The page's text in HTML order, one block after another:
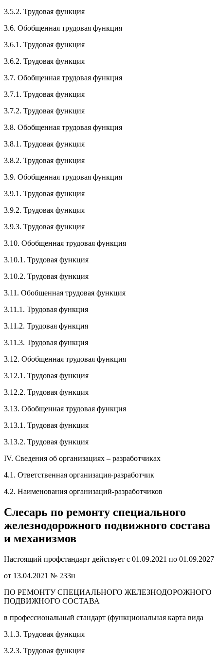
3.5.2. Трудовая функция
3.6. Обобщенная трудовая функция
3.6.1. Трудовая функция
3.6.2. Трудовая функция
3.7. Обобщенная трудовая функция
3.7.1. Трудовая функция
3.7.2. Трудовая функция
3.8. Обобщенная трудовая функция
3.8.1. Трудовая функция
3.8.2. Трудовая функция
3.9. Обобщенная трудовая функция
3.9.1. Трудовая функция
3.9.2. Трудовая функция
3.9.3. Трудовая функция
3.10. Обобщенная трудовая функция
3.10.1. Трудовая функция
3.10.2. Трудовая функция
3.11. Обобщенная трудовая функция
3.11.1. Трудовая функция
3.11.2. Трудовая функция
3.11.3. Трудовая функция
3.12. Обобщенная трудовая функция
3.12.1. Трудовая функция
3.12.2. Трудовая функция
3.13. Обобщенная трудовая функция
3.13.1. Трудовая функция
3.13.2. Трудовая функция
IV. Сведения об организациях – разработчиках
4.1. Ответственная организация-разработчик
4.2. Наименования организаций-разработчиков
Слесарь по ремонту специального
железнодорожного подвижного состава
и механизмов
Настоящий профстандарт действует с 01.09.2021 по 01.09.2027
от 13.04.2021 № 233н
ПО РЕМОНТУ СПЕЦИАЛЬНОГО ЖЕЛЕЗНОДОРОЖНОГО
ПОДВИЖНОГО СОСТАВА
в профессиональный стандарт (функциональная карта вида
3.1.3. Трудовая функция
3.2.3. Трудовая функция